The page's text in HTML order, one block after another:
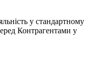
у стандартному
Контрагентами у